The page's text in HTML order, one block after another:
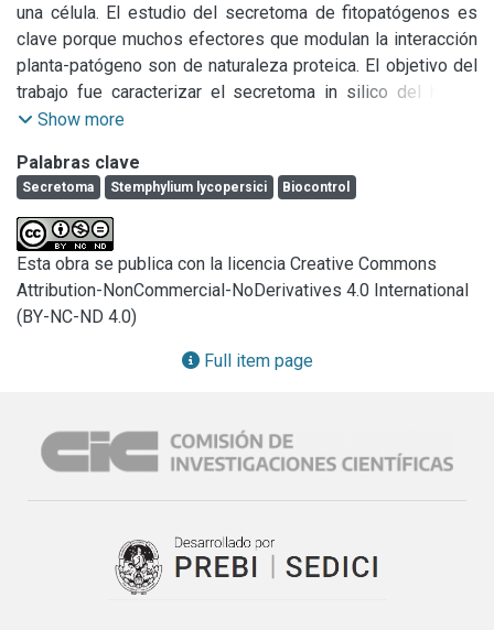
una célula. El estudio del secretoma de fitopatógenos es
clave porque muchos efectores que modulan la interacción
planta-patógeno son de naturaleza proteica. El objetivo del
trabajo fue caracterizar el secretoma in silico del hongo
fitopatógeno Stemphylium lycopersici CIDEFI-216. Este se
LGLR00000000.1) de péptidos señal de localización
extracelu-lar y ausencia de dominios transmembranales
(SignalP 4.1). Se evaluó el contenido de enzimas activas
sobre carbohidratos o CAZymes (dbCAN), peptidasas y
sus inhibidores (MEROPS), lipasas y otras hidrolasas de
éster carboxílico (LED) y efectores (EffectorP, PHI-base).
Se en-contró que S. lycopersici CIDEFI-216 tiene el
potencial de secretar 1005 proteínas, incluyendo 356
datos son básicos para futuros estudios del secretoma in
planta por el método de la huella peptídica.
Show more
Palabras clave
Secretoma Stemphylium lycopersici Biocontrol
Esta obra se publica con la licencia Creative Commons
Attribution-NonCommercial-NoDerivatives 4.0 International
(BY-NC-ND 4.0)
Full item page